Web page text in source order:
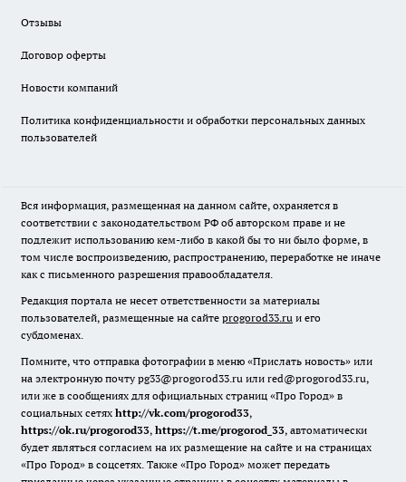
Отзывы
Договор оферты
Новости компаний
Политика конфиденциальности и обработки персональных данных
пользователей
Вся информация, размещенная на данном сайте, охраняется в
соответствии с законодательством РФ об авторском праве и не
подлежит использованию кем-либо в какой бы то ни было форме, в
том числе воспроизведению, распространению, переработке не иначе
как с письменного разрешения правообладателя.
Редакция портала не несет ответственности за материалы
пользователей, размещенные на сайте progorod33.ru и его
субдоменах.
Помните, что отправка фотографии в меню «Прислать новость» или
на электронную почту pg33@progorod33.ru или red@progorod33.ru,
или же в сообщениях для официальных страниц «Про Город» в
социальных сетях http://vk.com/progorod33,
https://ok.ru/progorod33, https://t.me/progorod_33, автоматически
будет являться согласием на их размещение на сайте и на страницах
«Про Город» в соцсетях. Также «Про Город» может передать